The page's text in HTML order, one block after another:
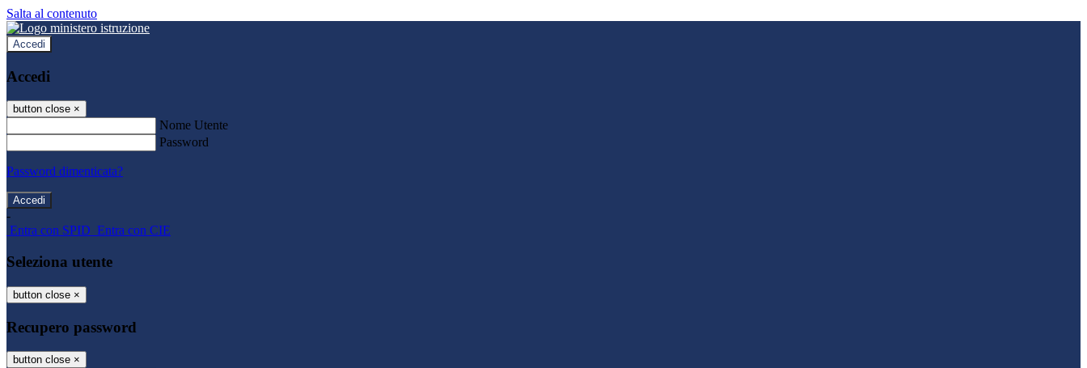
Salta al contenuto
Accedi
Accedi
button close ×
Nome Utente
Password
Password dimenticata?
-
Entra con SPID Entra con CIE
Seleziona utente
button close ×
Recupero password
button close ×